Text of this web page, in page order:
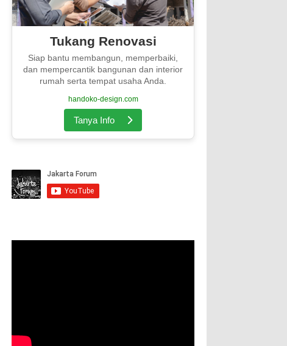
Tukang Renovasi
Siap bantu membangun, memperbaiki,
dan mempercantik bangunan dan interior
rumah serta tempat usaha Anda.
handoko-design.com
Tanya Info